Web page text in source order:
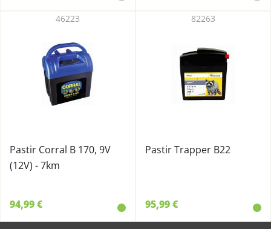
Pastir Corral B 170, 9V
(12V) - 7km
46223
94,99 €
Pastir Trapper B22
82263
95,99 €